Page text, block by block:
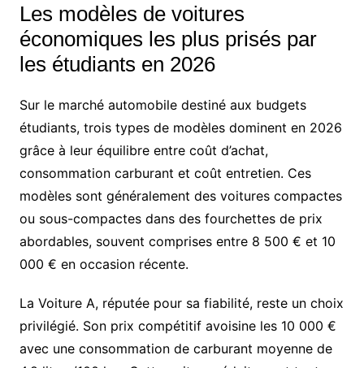
Les modèles de voitures
économiques les plus prisés par
les étudiants en 2026
Sur le marché automobile destiné aux budgets
étudiants, trois types de modèles dominent en 2026
grâce à leur équilibre entre coût d’achat,
consommation carburant et coût entretien. Ces
modèles sont généralement des voitures compactes
ou sous-compactes dans des fourchettes de prix
abordables, souvent comprises entre 8 500 € et 10
000 € en occasion récente.
La Voiture A, réputée pour sa fiabilité, reste un choix
privilégié. Son prix compétitif avoisine les 10 000 €
avec une consommation de carburant moyenne de